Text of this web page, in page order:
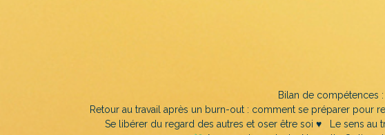
Bilan de compétences
Retour au travail après un burn-out : comment se préparer pour
Se libérer du regard des autres et oser être soi ♥️
Le sens au